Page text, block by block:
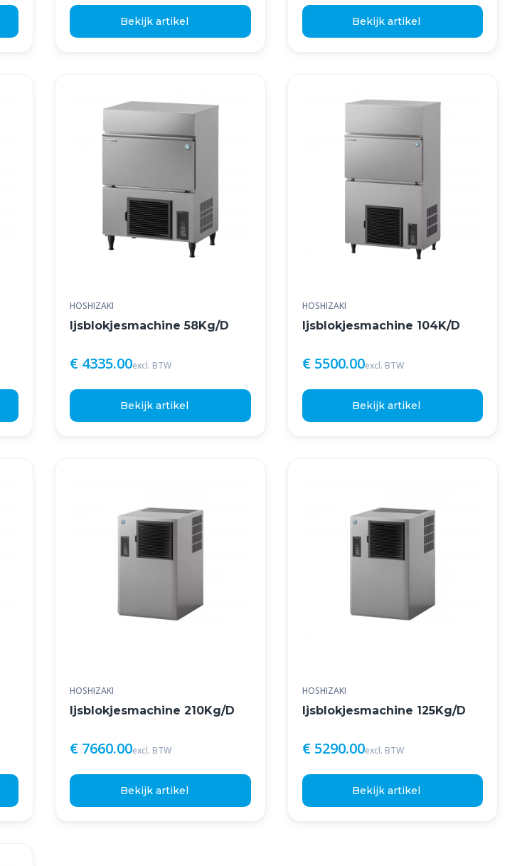
Bekijk artikel Bekijk artikel
HOSHIZAKI
Ijsblokjesmachine 58Kg/D
€ 4335.00excl. BTW
Bekijk artikel
HOSHIZAKI
Ijsblokjesmachine 104K/D
€ 5500.00excl. BTW
Bekijk artikel
HOSHIZAKI
Ijsblokjesmachine 210Kg/D
€ 7660.00excl. BTW
Bekijk artikel
HOSHIZAKI
Ijsblokjesmachine 125Kg/D
€ 5290.00excl. BTW
Bekijk artikel